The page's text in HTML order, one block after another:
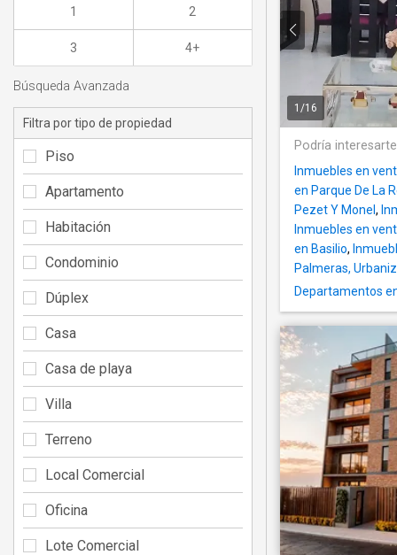
1 /16
Podría
Inmuebles en
en Parque De La
Pezet Y Monel ,
Inmuebles en
en Basilio,
Palmeras,
Departamentos
1 2
3 4+
Búsqueda Avanzada
Filtra por tipo de propiedad
Piso
Apartamento
Habitación
Condominio
Dúplex
Casa
Casa de playa
Villa
Terreno
Local Comercial
Oficina
Lote Comercial